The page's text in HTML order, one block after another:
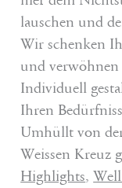
lauschen und
Wir schenken
und verwöhnen
Individuell
Ihren
Umhüllt von
Weissen Kreuz
Highlights,